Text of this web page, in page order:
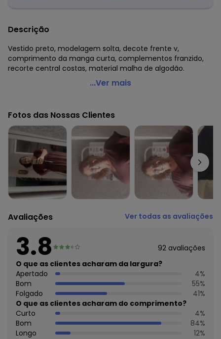
Descrição
Vestido preto, modelagem solta, decote frente v,
comprimento da manga curta, complementos franzido,
recorte central costas, material malha de algodão.
Marguerite - Vestido Preto em Malha de Algodão
Comprimento da manga: Curta
Comprimento: Midi
Decote frente: V
Complemento: Franzido; recorte central costas
Tecido: Malha de algodão 150g 100% algodão meia malha
Histórico de preços
O preço apresentado abaixo é o menor oferecido em
algum dia do mês, para o menor tamanho disponível.
julho/2026 R$ 79,99
junho/2026 R$ 79,99
maio/2026
abril/2026 R$ 94,99
março/2026 R$ 94,99
fevereiro/2026
...Ver mais
Fotos das Nossas Clientes
Avaliações Ver todas as avaliações
3.8 92 avaliações
O que as clientes acharam da largura?
Apertado
4%
Bom
55%
Folgado
41%
O que as clientes acharam do comprimento?
Curto
4%
Bom
84%
Longo
12%